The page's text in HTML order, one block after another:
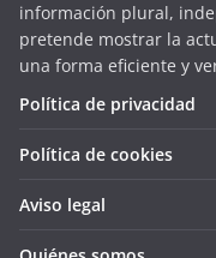
información plural,
pretende mostrar la
una forma eficiente y
Política de privacidad
Política de cookies
Aviso legal